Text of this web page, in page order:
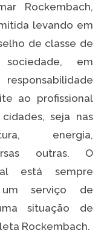
Rockembach,
levando em
de classe de
em
ao profissional
seja nas
energia,
outras. O
está sempre
serviço de
situação de
Rockembach.